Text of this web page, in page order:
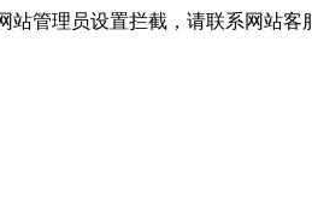
管理员设置拦截，请联系网站客